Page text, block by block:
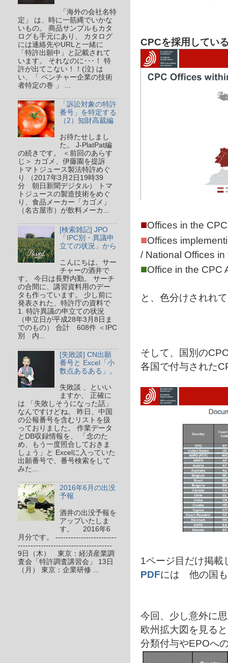
CPCを採用してい
■Offices in the
■Offices
/ National Offices
■Office in the CPC
と、色分けされれ
そして、国別の
各国で付与され
1ページ目だけ掲載
PDFには 他の国も
今回、少し意外に
欧州拡大図を見る
分類付与やEPOへ
「海外の会社名特
定」 は、時に一筋縄でいかな
いもの。 商品サンプルもカタ
ログも手元にあり、 カタログ
には連絡先やURLと一緒に
「特許出願中」と記載されて
います。 それなのに･･･！ 特
許が出てこない！！(泣) は
い、「 ベンチャー企業の技術
者特定の巻 」 ...
「訴訟対象の特許
番号」を特定する
（2）知財高裁編
お待たせしまし
た。 J-PlatPat編
の続きです。 ＜前回のあらす
じ＞ カゴメ、伊藤園を提訴
トマトジュース製法特許めぐ
り （2017年3月2日19時39
分 朝日新聞デジタル） トマ
トジュースの製造技術をめぐ
り、食品メーカー「カゴメ」
（名古屋市）が飲料メーカ...
[検索雑記] JPO
「IPC別・異議申
立ての状況」から
こんにちは。サー
チャーの酒井で
す。 今日は長野内勤。 サーチ
の合間に、講習資料用のデー
タも作っています。 少し前に
発表された、特許庁の資料で
1. 特許異議の申立ての状況
（申立日が平成28年3月8日ま
でのもの） 合計 608件 ＜IPC
別 内...
[失敗談] CN出願
番号と Excel「小
数点あるある」。
失敗談 、といい
ますか、 正確に
は 「失敗しそうになった話」
なんですけどね。 昨日、中国
の公報番号を含むリストを扱
っておりました。 作業データ
とDB収録情報を、 「念のた
め、もう一度照合しておきま
しょう」と Excelに入っていた
出願番号で、番号検索をして
みた...
2016年6月の出没
予報
酒井の出没予報を
アップいたしま
す。 2016年6
月分です。 ------------------------
-------------------------------------
9日（木） 東京：経済産業調
査会「特許調査講習会」 13日
（月） 東京：企業研修 ...